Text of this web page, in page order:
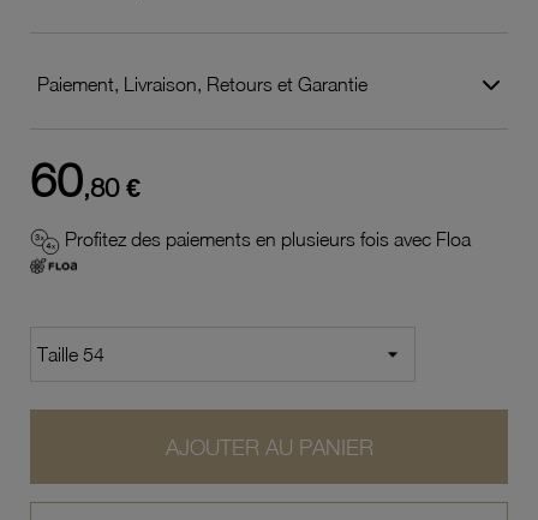
Paiement, Livraison, Retours et Garantie
60,80 €
Profitez des paiements en plusieurs fois avec Floa
AJOUTER AU PANIER